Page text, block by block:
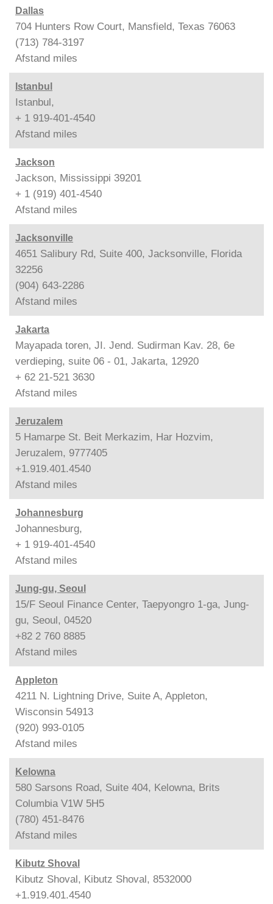
Dallas
704 Hunters Row Court, Mansfield, Texas 76063
(713) 784-3197
Afstand miles
Istanbul
Istanbul,
+ 1 919-401-4540
Afstand miles
Jackson
Jackson, Mississippi 39201
+ 1 (919) 401-4540
Afstand miles
Jacksonville
4651 Salibury Rd, Suite 400, Jacksonville, Florida
32256
(904) 643-2286
Afstand miles
Jakarta
Mayapada toren, JI. Jend. Sudirman Kav. 28, 6e
verdieping, suite 06 - 01, Jakarta, 12920
+ 62 21-521 3630
Afstand miles
Jeruzalem
5 Hamarpe St. Beit Merkazim, Har Hozvim,
Jeruzalem, 9777405
+1.919.401.4540
Afstand miles
Johannesburg
Johannesburg,
+ 1 919-401-4540
Afstand miles
Jung-gu, Seoul
15/F Seoul Finance Center, Taepyongro 1-ga, Jung-
gu, Seoul, 04520
+82 2 760 8885
Afstand miles
Appleton
4211 N. Lightning Drive, Suite A, Appleton,
Wisconsin 54913
(920) 993-0105
Afstand miles
Kelowna
580 Sarsons Road, Suite 404, Kelowna, Brits
Columbia V1W 5H5
(780) 451-8476
Afstand miles
Kibutz Shoval
Kibutz Shoval, Kibutz Shoval, 8532000
+1.919.401.4540